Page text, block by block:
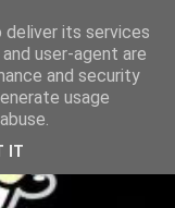
its services
user-agent are
and security
usage
IT